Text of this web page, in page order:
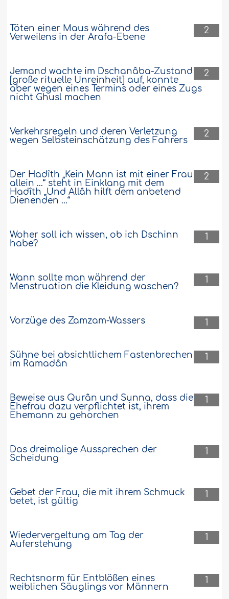
2
Töten einer Maus während des
Verweilens in der Arafa-Ebene
2
Jemand wachte im Dschanâba-Zustand
[große rituelle Unreinheit] auf, konnte
aber wegen eines Termins oder eines Zugs
nicht Ghusl machen
2
Verkehrsregeln und deren Verletzung
wegen Selbsteinschätzung des Fahrers
2
Der Hadîth „Kein Mann ist mit einer Frau
allein ...“ steht in Einklang mit dem
Hadîth „Und Allâh hilft dem anbetend
Dienenden ...“
1
Woher soll ich wissen, ob ich Dschinn
habe?
1
Wann sollte man während der
Menstruation die Kleidung waschen?
1
Vorzüge des Zamzam-Wassers
1
Sühne bei absichtlichem Fastenbrechen
im Ramadân
1
Beweise aus Qurân und Sunna, dass die
Ehefrau dazu verpflichtet ist, ihrem
Ehemann zu gehorchen
1
Das dreimalige Aussprechen der
Scheidung
1
Gebet der Frau, die mit ihrem Schmuck
betet, ist gültig
1
Wiedervergeltung am Tag der
Auferstehung
1
Rechtsnorm für Entblößen eines
weiblichen Säuglings vor Männern